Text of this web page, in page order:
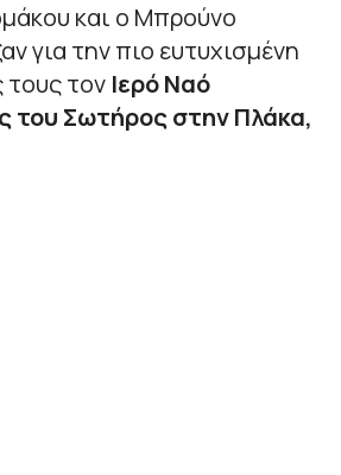
και ο Μπρούνο
για την πιο ευτυχισμένη
τον Ιερό Ναό
Σωτήρος στην Πλάκα,